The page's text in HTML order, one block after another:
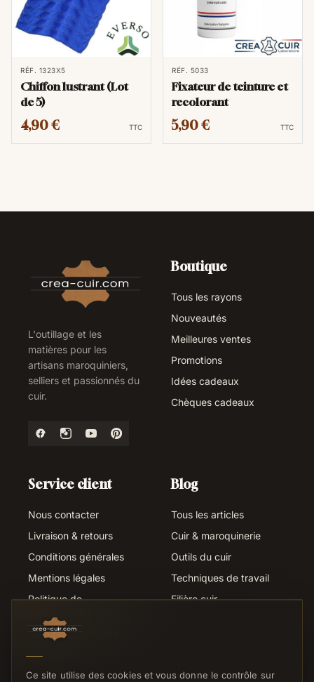
RÉF. 1323X5
Chiffon lustrant (Lot
de 5)
4,90 € TTC
RÉF. 5033
Fixateur de teinture et
recolorant
5,90 € TTC
L'outillage et les
matières pour les
artisans maroquiniers,
selliers et passionnés du
cuir.
Boutique
Tous les rayons
Nouveautés
Meilleures ventes
Promotions
Idées cadeaux
Chèques cadeaux
Service client
Nous contacter
Livraison & retours
Conditions générales
Mentions légales
Politique de
Suivi de commande
Liens utiles
Blog
Tous les articles
Cuir & maroquinerie
Outils du cuir
Techniques de travail
Filière cuir
Ce site utilise des cookies et vous donne le contrôle sur